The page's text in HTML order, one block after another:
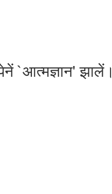
`आत्मज्ञान' झालें।